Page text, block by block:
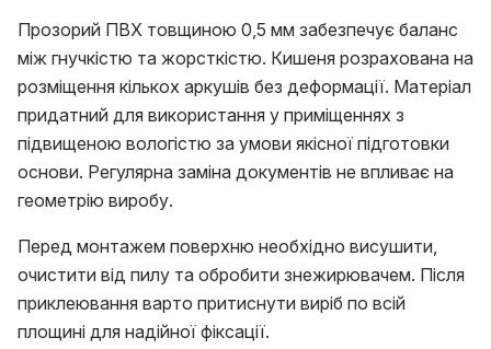
Прозорий ПВХ товщиною 0,5 мм забезпечує баланс
між гнучкістю та жорсткістю. Кишеня розрахована на
розміщення кількох аркушів без деформації. Матеріал
придатний для використання у приміщеннях з
підвищеною вологістю за умови якісної підготовки
основи. Регулярна заміна документів не впливає на
геометрію виробу.
Перед монтажем поверхню необхідно висушити,
очистити від пилу та обробити знежирювачем. Після
приклеювання варто притиснути виріб по всій
площині для надійної фіксації.